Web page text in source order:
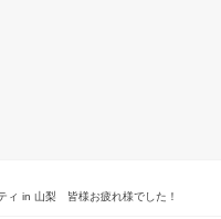
in 山梨 皆様お疲れ様でした！